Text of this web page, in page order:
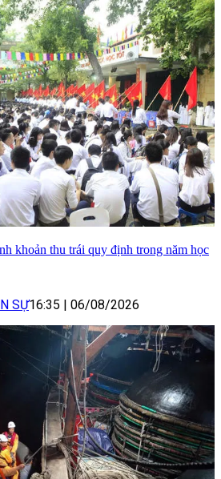
khoản thu trái quy định trong năm học
SỰ16:35 06/08/2026